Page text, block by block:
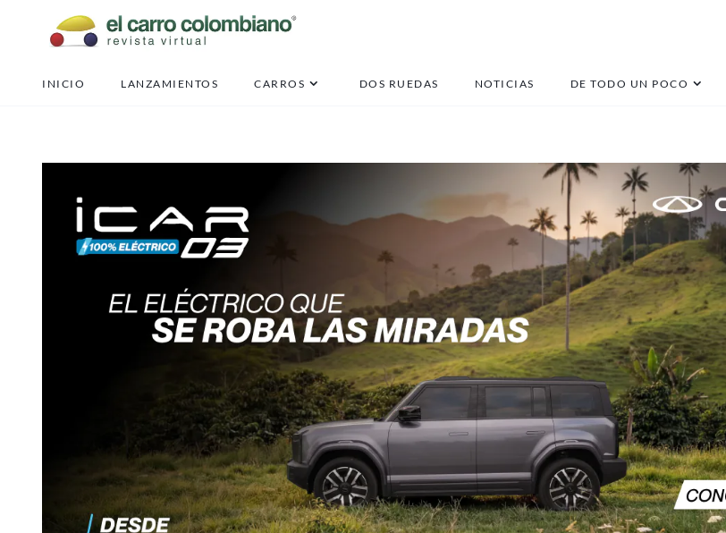
INICIO LANZAMIENTOS CARROS DOS RUEDAS NOTICIAS DE TODO UN POCO
plymouth